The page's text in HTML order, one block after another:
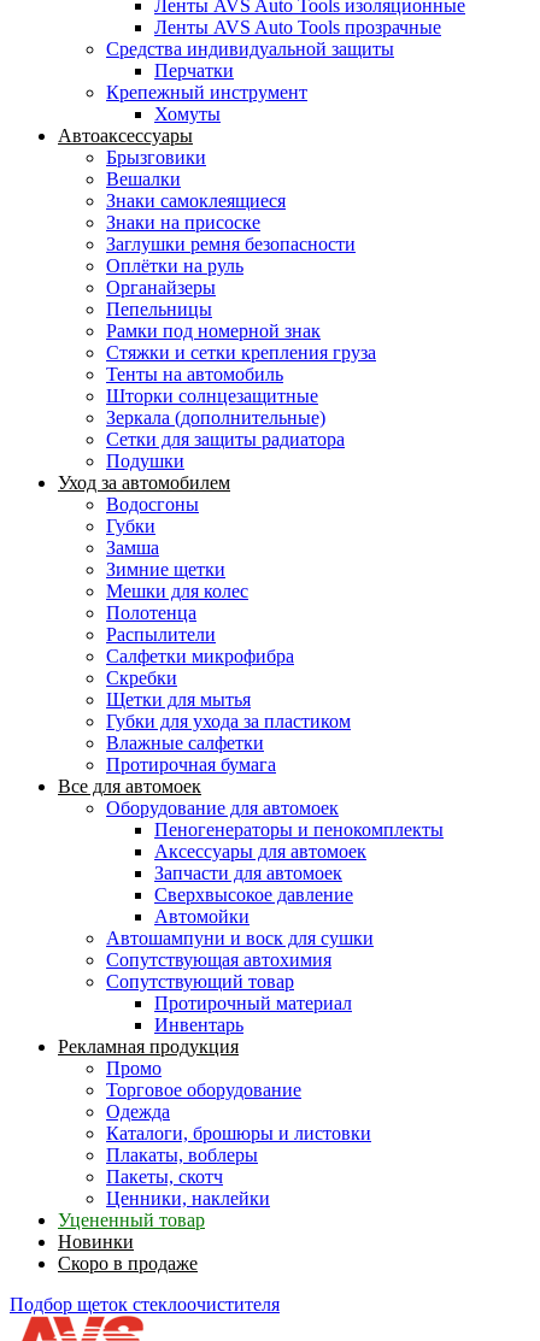
Ленты AVS Auto Tools изоляционные
Ленты AVS Auto Tools прозрачные
Средства индивидуальной защиты
Перчатки
Крепежный инструмент
Хомуты
Автоаксессуары
Брызговики
Вешалки
Знаки самоклеящиеся
Знаки на присоске
Заглушки ремня безопасности
Оплётки на руль
Органайзеры
Пепельницы
Рамки под номерной знак
Стяжки и сетки крепления груза
Тенты на автомобиль
Шторки солнцезащитные
Зеркала (дополнительные)
Сетки для защиты радиатора
Подушки
Уход за автомобилем
Водосгоны
Губки
Замша
Зимние щетки
Мешки для колес
Полотенца
Распылители
Салфетки микрофибра
Скребки
Щетки для мытья
Губки для ухода за пластиком
Влажные салфетки
Протирочная бумага
Все для автомоек
Оборудование для автомоек
Пеногенераторы и пенокомплекты
Аксессуары для автомоек
Запчасти для автомоек
Сверхвысокое давление
Автомойки
Автошампуни и воск для сушки
Сопутствующая автохимия
Сопутствующий товар
Протирочный материал
Инвентарь
Рекламная продукция
Промо
Торговое оборудование
Одежда
Каталоги, брошюры и листовки
Плакаты, воблеры
Пакеты, скотч
Ценники, наклейки
Уцененный товар
Новинки
Скоро в продаже
Подбор щеток стеклоочистителя